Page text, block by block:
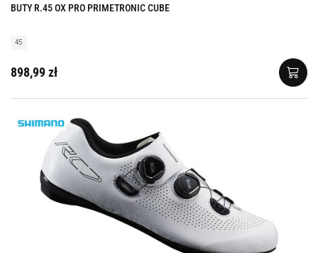
BUTY R.45 OX PRO PRIMETRONIC CUBE
45
898,99 zł